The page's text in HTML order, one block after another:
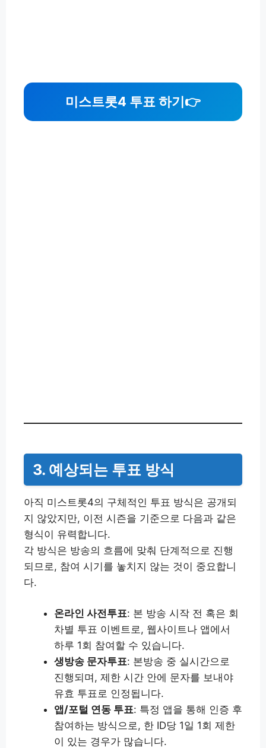
미스트롯4 투표 하기👉
3. 예상되는 투표 방식
아직 미스트롯4의 구체적인 투표 방식은 공개되
지 않았지만, 이전 시즌을 기준으로 다음과 같은
형식이 유력합니다.
각 방식은 방송의 흐름에 맞춰 단계적으로 진행
되므로, 참여 시기를 놓치지 않는 것이 중요합니
다.
온라인 사전투표: 본 방송 시작 전 혹은 회
차별 투표 이벤트로, 웹사이트나 앱에서
하루 1회 참여할 수 있습니다.
생방송 문자투표: 본방송 중 실시간으로
진행되며, 제한 시간 안에 문자를 보내야
유효 투표로 인정됩니다.
앱/포털 연동 투표: 특정 앱을 통해 인증 후
참여하는 방식으로, 한 ID당 1일 1회 제한
이 있는 경우가 많습니다.